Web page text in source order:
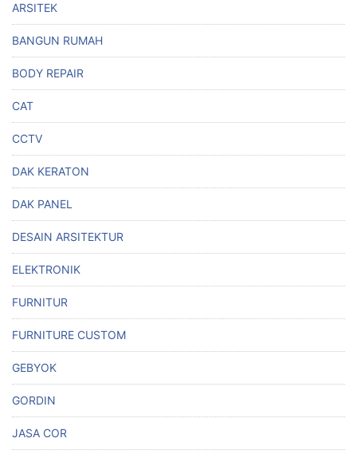
ARSITEK
BANGUN RUMAH
BODY REPAIR
CAT
CCTV
DAK KERATON
DAK PANEL
DESAIN ARSITEKTUR
ELEKTRONIK
FURNITUR
FURNITURE CUSTOM
GEBYOK
GORDIN
JASA COR